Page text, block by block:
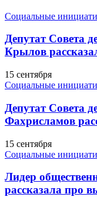
Социальные
Депутат Совета
Крылов
15 сентября
Социальные
Депутат Совета
Фахрисламов
15 сентября
Социальные
Лидер
рассказала про